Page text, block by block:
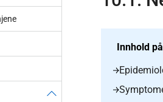
Innhold